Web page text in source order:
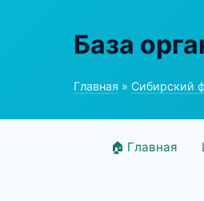
База
Главная » Сибирский
🏠 Главная